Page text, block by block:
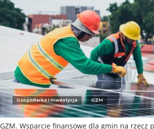
Gospodarka i Inwestycje GZM
GZM. Wsparcie finansowe dla gmin na rzecz